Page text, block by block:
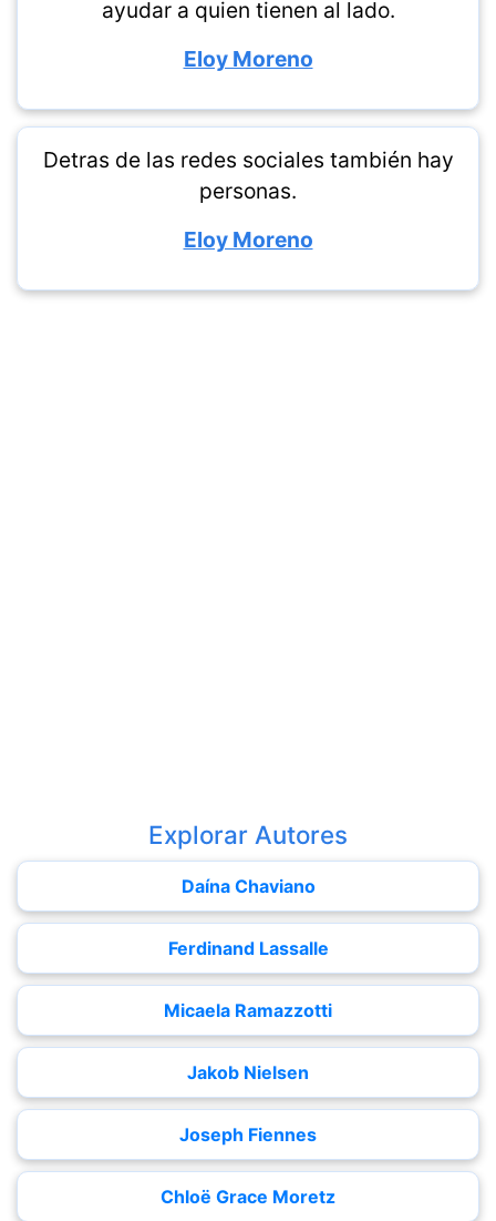
ayudar a quien tienen al lado.
Eloy Moreno
Detras de las redes sociales también hay
personas.
Eloy Moreno
Explorar Autores
Daína Chaviano
Ferdinand Lassalle
Micaela Ramazzotti
Jakob Nielsen
Joseph Fiennes
Chloë Grace Moretz